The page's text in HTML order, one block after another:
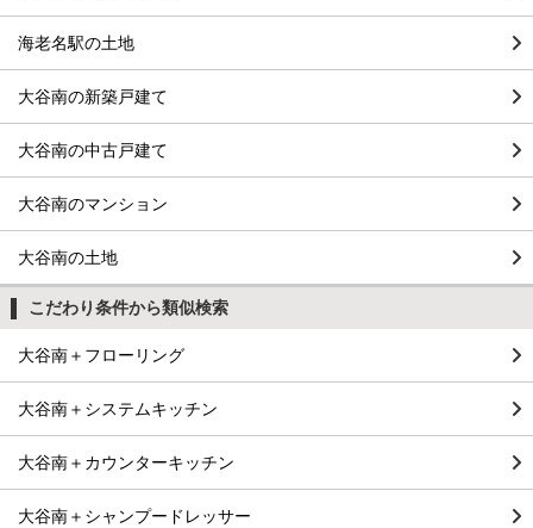
海老名駅の土地
大谷南の新築戸建て
大谷南の中古戸建て
大谷南のマンション
大谷南の土地
こだわり条件から類似検索
大谷南＋フローリング
大谷南＋システムキッチン
大谷南＋カウンターキッチン
大谷南＋シャンプードレッサー